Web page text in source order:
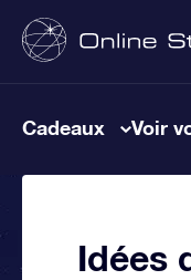
Cadeaux Voir
Idées